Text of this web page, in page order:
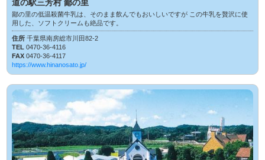
道の駅三芳村 鄙の里
鄙の里の低温殺菌牛乳は、そのまま飲んでもおいしいですが この牛乳を贅沢に使
用した、ソフトクリームも絶品です。
住所千葉県南房総市川田82-2
TEL0470-36-4116
FAX0470-36-4117
https://www.hinanosato.jp/